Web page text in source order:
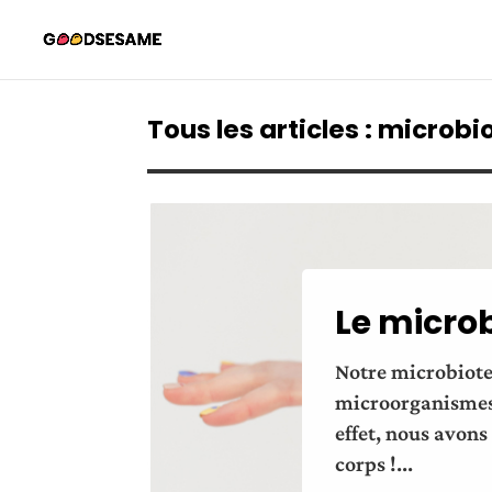
Tous les articles :
Le
Notre
effet, nous
corps !...